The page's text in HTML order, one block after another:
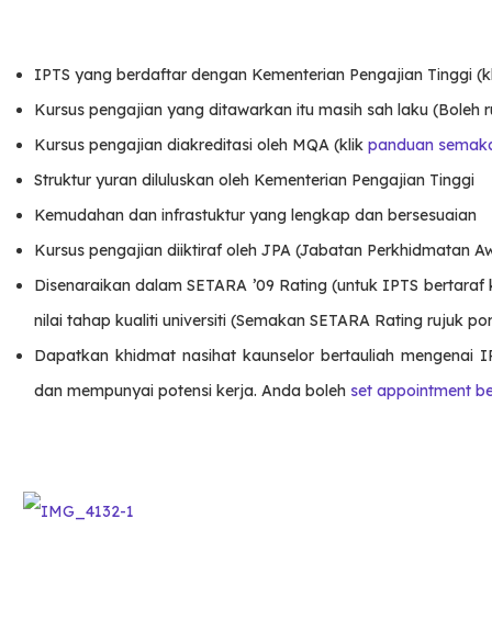
IPTS yang berdaftar dengan Kementerian Pengajian Tinggi
Kursus pengajian yang ditawarkan itu masih sah laku
Kursus pengajian diakreditasi oleh MQA (klik panduan
Struktur yuran diluluskan oleh Kementerian Pengajian Tinggi
Kemudahan dan infrastuktur yang lengkap dan bersesuaian
Kursus pengajian diiktiraf oleh JPA (Jabatan Perkhidmatan
Disenaraikan dalam SETARA ’09 Rating (untuk IPTS
nilai tahap kualiti universiti (Semakan SETARA Rating rujuk
Dapatkan khidmat nasihat kaunselor bertauliah
dan mempunyai potensi kerja. Anda boleh set appointment